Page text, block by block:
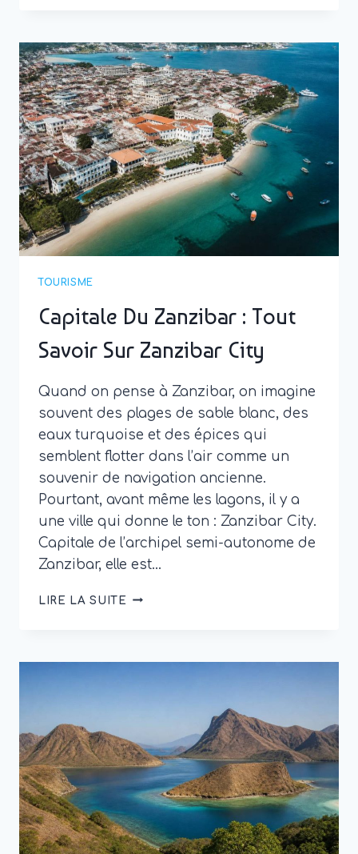
QUE
VOIR
ET
QUAND
PARTIR
POUR
UN
SAFARI
INOUBLIABLE
TOURISME
Capitale Du Zanzibar : Tout
Savoir Sur Zanzibar City
Quand on pense à Zanzibar, on imagine
souvent des plages de sable blanc, des
eaux turquoise et des épices qui
semblent flotter dans l’air comme un
souvenir de navigation ancienne.
Pourtant, avant même les lagons, il y a
une ville qui donne le ton : Zanzibar City.
Capitale de l’archipel semi-autonome de
Zanzibar, elle est…
LIRE LA SUITE CAPITALE
TOUT